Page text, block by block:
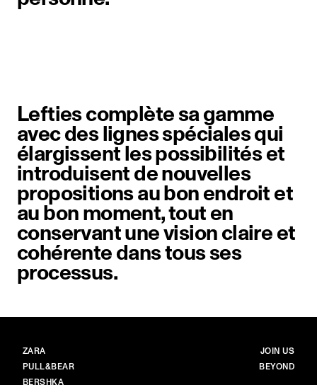
Lefties complète sa gamme
avec des lignes spéciales qui
élargissent les possibilités et
introduisent de nouvelles
propositions au bon endroit et
au bon moment, tout en
conservant une vision claire et
cohérente dans tous ses
processus.
MARQUES
ZARA
PULL&BEAR
PRINCIPAL
JOIN US
BEYOND